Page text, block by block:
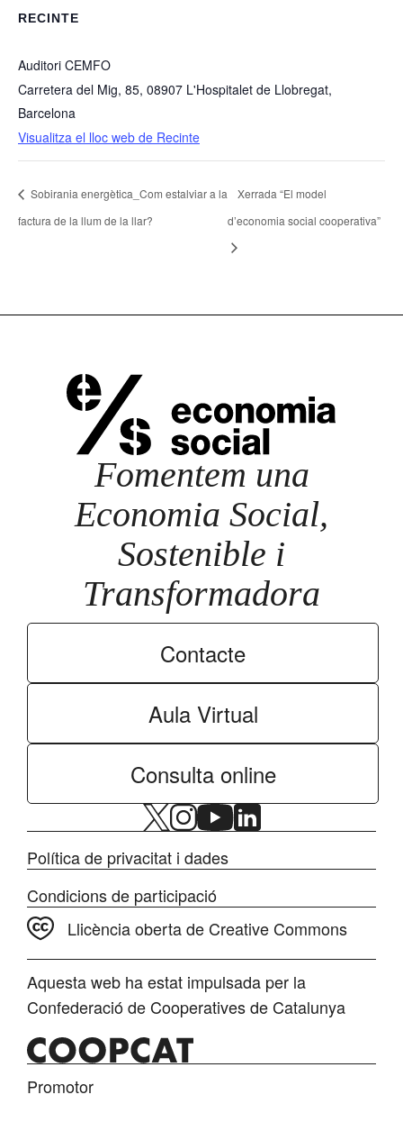
RECINTE
Auditori CEMFO
Carretera del Mig, 85, 08907 L'Hospitalet de Llobregat,
Barcelona
Visualitza el lloc web de Recinte
Sobirania energètica_Com estalviar a la
factura de la llum de la llar?
Xerrada “El model
d’economia social cooperativa”
Fomentem una
Economia Social,
Sostenible i
Transformadora
Contacte
Aula Virtual
Consulta online
Política de privacitat i dades
Condicions de participació
Llicència oberta de Creative Commons
Aquesta web ha estat impulsada per la
Confederació de Cooperatives de Catalunya
Promotor